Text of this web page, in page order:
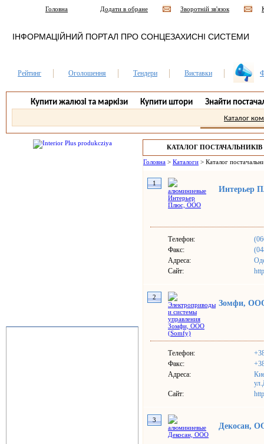
Головна Додати в обране Зворотній зв'язок
ІНФОРМАЦІЙНИЙ ПОРТАЛ ПРО СОНЦЕЗАХИСНІ СИСТЕМИ
Рейтинг Оголошення Тендери Виставки
Купити жалюзі та маркізи Купити штори Знайти
Каталог
КАТАЛОГ ПОСТАЧАЛЬНИКІВ
Головна > Каталоги > Каталог
1
Интерьер
Телефон:
Факс:
Адреса:
Сайт:
2
Зомфи,
Телефон:
Факс:
Адреса:
Сайт:
3
Декосан,